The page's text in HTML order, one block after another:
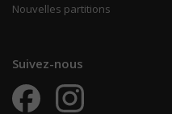
Nouvelles partitions
Suivez-nous